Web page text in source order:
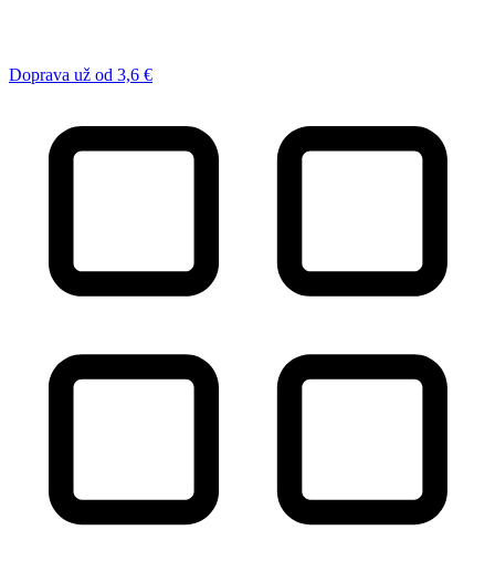
Doprava už od 3,6 €